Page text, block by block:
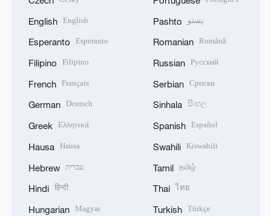
English English
Esperanto Esperanto
Filipino Filipino
French Français
German Deutsch
Greek Ελληνικά
Hausa Hausa
Hebrew עברית
Hindi हिन्दी
Hungarian Magyar
Pashto پښتو
Romanian Română
Russian Русский
Serbian Српски
Sinhala සිංහල
Spanish Español
Swahili Kiswahili
Tamil தமிழ்
Thai ไทย
Turkish Türkçe